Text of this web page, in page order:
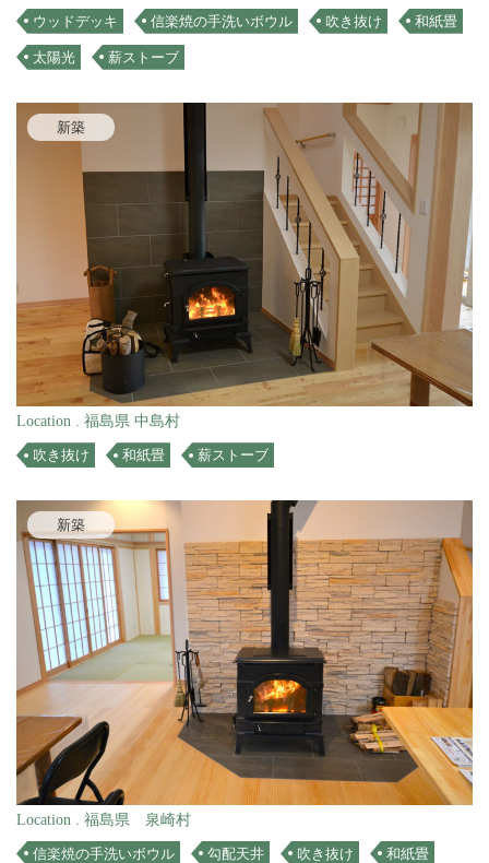
ウッドデッキ 信楽焼の手洗いボウル 吹き抜け 和紙畳
太陽光 薪ストーブ
新築
Location . 福島県 中島村
吹き抜け 和紙畳 薪ストーブ
新築
Location . 福島県 泉崎村
信楽焼の手洗いボウル 勾配天井 吹き抜け 和紙畳